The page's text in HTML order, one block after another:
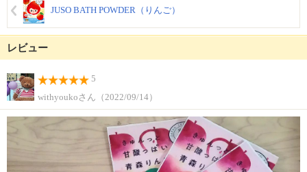
JUSO BATH POWDER（りんご）
レビュー
5
withyoukoさん（2022/09/14）